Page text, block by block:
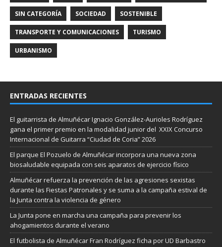
SIN CATEGORÍA SOCIEDAD SOSTENIBLE
TRANSPORTE Y COMUNICACIONES TURISMO
URBANISMO
ENTRADAS RECIENTES
El guitarrista de Almuñécar Ignacio González-Aurioles Rodríguez
gana el primer premio en la modalidad junior del XXIX Concurso
Internacional de Guitarra “Ciudad de Coria” 2026
El parque El Pozuelo de Almuñécar incorpora una nueva zona
biosaludable equipada con seis aparatos de ejercicio físico
Almuñécar refuerza la prevención de las agresiones sexistas
durante las Fiestas Patronales y se suma a la campaña estival de
la Junta contra la violencia de género
La Junta pone en marcha una campaña para prevenir los
ahogamientos durante el verano
El futbolista de Almuñécar Fran Rodríguez ficha por UD Barbastro